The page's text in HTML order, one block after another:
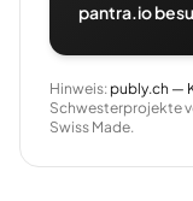
pantra.io
Hinweis: publy.ch —
Schwesterprojekte
Swiss Made.